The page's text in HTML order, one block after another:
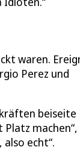
waren.
Perez und
beiseite
machen“,
echt“.